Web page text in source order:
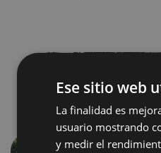
Ese sitio web
La finalidad es
usuario mostrando
y medir el